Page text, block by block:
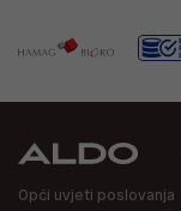
Opći uvjeti poslovanja